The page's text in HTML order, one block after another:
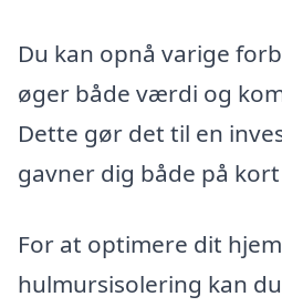
Du kan opnå varige
øger både værdi og
Dette gør det til en
gavner dig både på
For at optimere dit
hulmursisolering kan